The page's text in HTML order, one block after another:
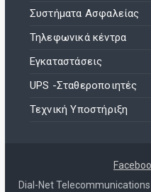
Συστήματα Ασφαλείας
Τηλεφωνικά κέντρα
Εγκαταστάσεις
UPS -Σταθεροποιητές
Τεχνική Υποστήριξη
Dial-Net